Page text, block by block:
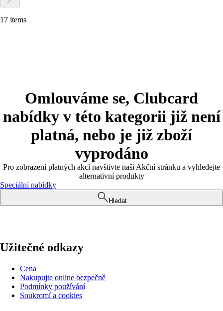
17 items
Omlouváme se, Clubcard
nabídky v této kategorii již není
platná, nebo je již zboží
vyprodáno
Pro zobrazení platných akcí navštivte naši Akční stránku a vyhledejte
alternativní produkty
Speciální nabídky
Hledat
Užitečné odkazy
Cena
Nakupujte online bezpečně
Podmínky používání
Soukromí a cookies